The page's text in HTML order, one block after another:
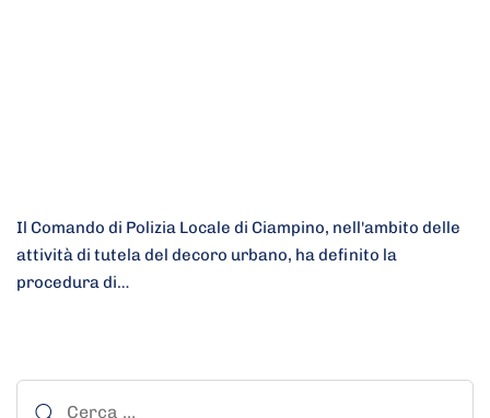
Il Comando di Polizia Locale di Ciampino​, nell'ambito delle
attività di tutela del decoro urbano, ha definito la
procedura di…